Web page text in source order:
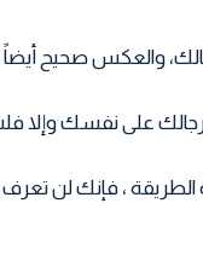
والعكس صحيح أيضاً
على نفسك وإلا
، فإنك لن